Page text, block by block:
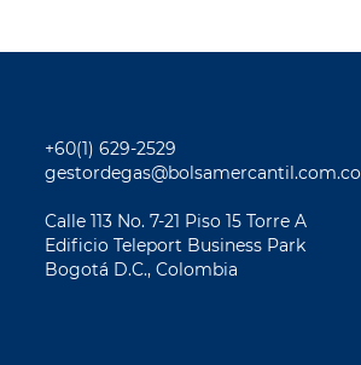
+60(1) 629-2529
gestordegas@bolsamercantil.com.co
Calle 113 No. 7-21 Piso 15 Torre A
Ediﬁcio Teleport Business Park
Bogotá D.C., Colombia